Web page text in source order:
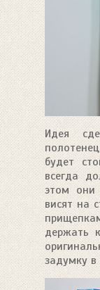
Идея
будет
всегда
этом они
висят на
держать
задумку